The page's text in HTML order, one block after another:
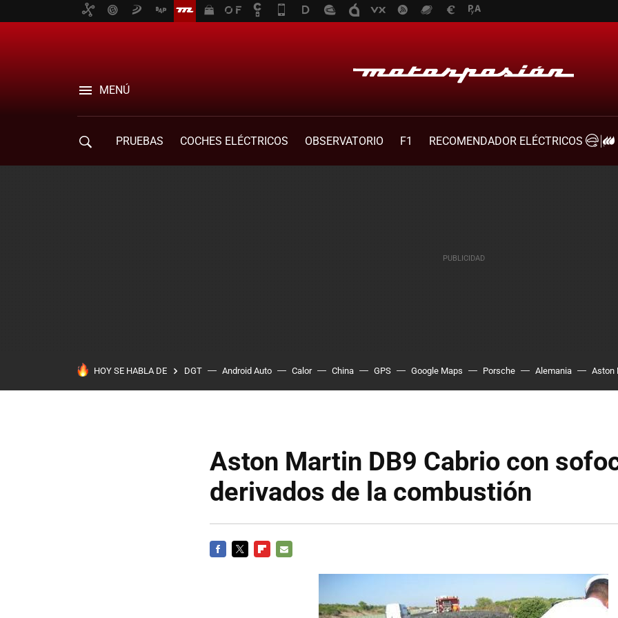
MENÚ
PRUEBAS COCHES ELÉCTRICOS OBSERVATORIO F1
RECOMENDADOR ELÉCTRICOS
HOY SE HABLA DE DGT Android Auto Calor China GPS Google Maps Porsche Alemania Aston
Aston Martin DB9 Cabrio con
derivados de la combustión